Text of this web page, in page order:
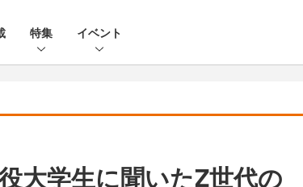
特集 イベント
大学生に聞いたZ世代の